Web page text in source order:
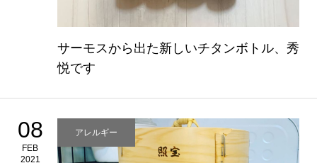
サーモスから出た新しいチタンボトル、秀
悦です
08
FEB
2021
アレルギー